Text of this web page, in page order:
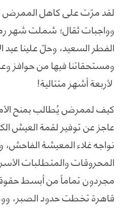
لقد مرّت على كاهل الممرض
وواجبات ثقال؛ شملت شهر
الفطر السعيد، وحلّ علينا
ومستحقاتنا فيها من حوافز
لأربعة أشهر متتالية!
كيف لممرض يُطالب بمنح
عاجز عن توفير لقمة العيش
نواجه غلاء المعيشة الفاحش،
المحروقات والمتطلبات
مجردون تماماً من أبسط
قاهرة تخطت حدود الصبر،